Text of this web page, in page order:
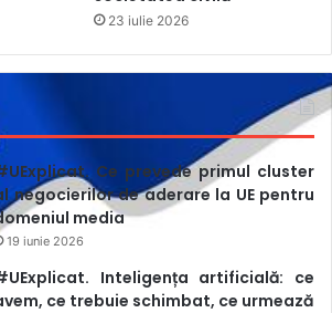
separatiste de la Tiraspol în raport cu
autorităților constituționale ale
să asigure cetățenilor săi drepturile și
de lege.
23 iulie 2026
Ce prevede primul cluster
negocierilor de aderare la UE pentru
media
19 iunie 2026
Inteligența artificială: ce
ce trebuie schimbat, ce urmează